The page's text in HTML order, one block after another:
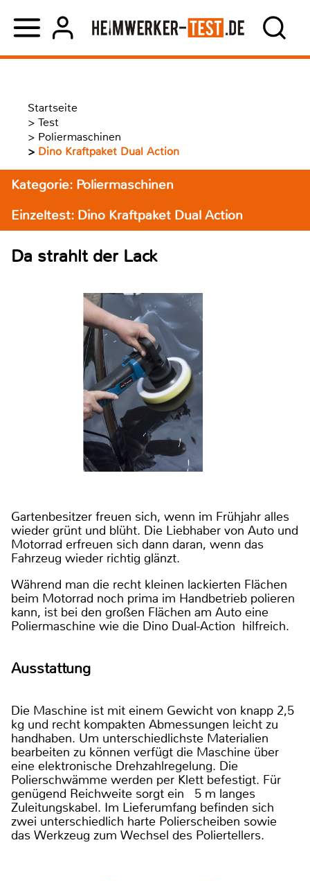
Startseite
> Test
> Poliermaschinen
> Dino Kraftpaket Dual Action
Kategorie: Poliermaschinen
Einzeltest: Dino Kraftpaket Dual Action
Da strahlt der Lack
Gartenbesitzer freuen sich, wenn im Frühjahr alles
wieder grünt und blüht. Die Liebhaber von Auto und
Motorrad erfreuen sich dann daran, wenn das
Fahrzeug wieder richtig glänzt.
Während man die recht kleinen lackierten Flächen
beim Motorrad noch prima im Handbetrieb polieren
kann, ist bei den großen Flächen am Auto eine
Poliermaschine wie die Dino Dual-Action hilfreich.
Ausstattung
Die Maschine ist mit einem Gewicht von knapp 2,5
kg und recht kompakten Abmessungen leicht zu
handhaben. Um unterschiedlichste Materialien
bearbeiten zu können verfügt die Maschine über
eine elektronische Drehzahlregelung. Die
Polierschwämme werden per Klett befestigt. Für
genügend Reichweite sorgt ein 5 m langes
Zuleitungskabel. Im Lieferumfang befinden sich
zwei unterschiedlich harte Polierscheiben sowie
das Werkzeug zum Wechsel des Poliertellers.